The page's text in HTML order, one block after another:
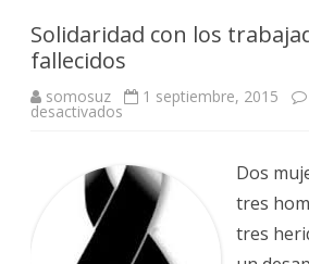
Solidaridad con los
fallecidos
somosuz 1 septiembre, 2015
desactivadosen
trabajadores
fallecidos
Dos
tres
tres